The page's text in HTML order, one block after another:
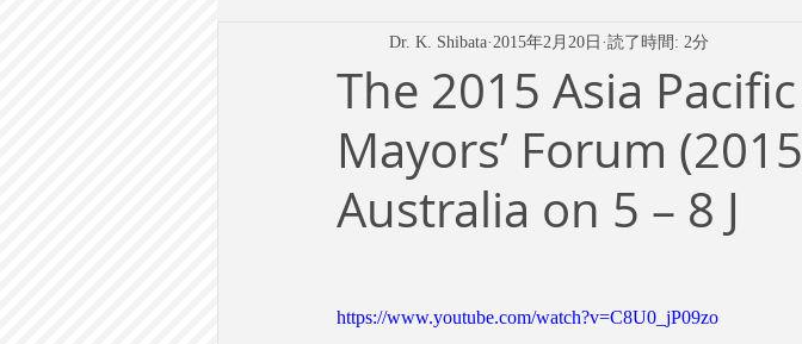
地域都市政策 国際機関 地域振興
テクノロジー 政治 ビジネス リスク
Global News
建築・都市計画 まち歩き SDGs
The 2015 Asia
Mayors’ Forum
Australia on 5 – 8 J
Dr. K. Shibata 2015年2月20日 読了時間: 2分
https://www.youtube.com/watch?v=C8U0_jP09zo